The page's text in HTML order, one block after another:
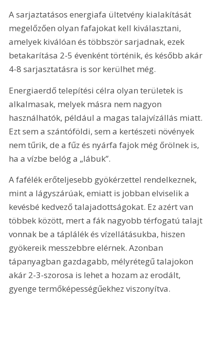
A sarjaztatásos energiafa ültetvény kialakítását
megelőzően olyan fafajokat kell kiválasztani,
amelyek kiválóan és többször sarjadnak, ezek
betakarítása 2-5 évenként történik, és később akár
4-8 sarjasztatásra is sor kerülhet még.
Energiaerdő telepítési célra olyan területek is
alkalmasak, melyek másra nem nagyon
használhatók, például a magas talajvízállás miatt.
Ezt sem a szántóföldi, sem a kertészeti növények
nem tűrik, de a fűz és nyárfa fajok még őrölnek is,
ha a vízbe belóg a „lábuk”.
A fafélék erőteljesebb gyökérzettel rendelkeznek,
mint a lágyszárúak, emiatt is jobban elviselik a
kevésbé kedvező talajadottságokat. Ez azért van
többek között, mert a fák nagyobb térfogatú talajt
vonnak be a táplálék és vízellátásukba, hiszen
gyökereik messzebbre elérnek. Azonban
tápanyagban gazdagabb, mélyrétegű talajokon
akár 2-3-szorosa is lehet a hozam az erodált,
gyenge termőképességűekhez viszonyítva.